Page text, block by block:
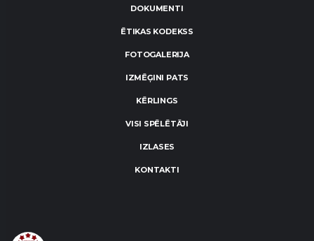
DOKUMENTI
ĒTIKAS KODEKSS
FOTOGALERIJA
IZMĒĢINI PATS
KĒRLINGS
VISI SPĒLĒTĀJI
IZLASES
KONTAKTI